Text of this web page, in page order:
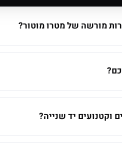
מורשה של מטרו מוטור?
וקטנועים יד שנייה?